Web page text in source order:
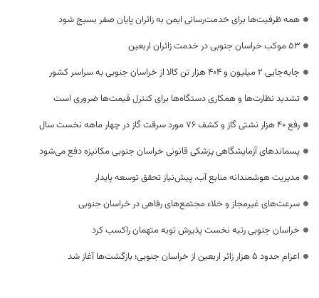
همه ظرفیت‌ها برای خدمت‌رسانی ایمن به زائران پایان صفر بسیج شود
53 موکب خراسان جنوبی در خدمت زائران اربعین
جابه‌جایی 2 میلیون و 404 هزار تن کالا از خراسان جنوبی به سراسر کشور
تشدید نظارت‌ها و همکاری دستگاه‌ها برای کنترل قیمت‌ها ضروری است
رفع 40 هزار نشتی گاز و کشف 76 مورد سرقت گاز در چهار ماهه نخست سال
پسماندهای آزمایشگاهی پزشکی قانونی خراسان جنوبی مکانیزه دفع می‌شود
مدیریت هوشمندانه منابع آب، پیش‌نیاز تحقق توسعه پایدار
سرعت‌های غیرمجاز و خلاء مجتمع‌های رفاهی در خراسان جنوبی
خراسان جنوبی رتبه نخست پذیرش توبه متهمان راکسب کرد
اعزام حدود 5 هزار زائر اربعین از خراسان جنوبی؛ بازگشت‌ها آغاز شد